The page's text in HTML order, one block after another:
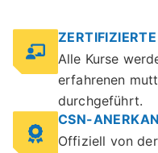
Alle Kurse
erfahrenen
durchgeführt.
CSN-
Offiziell von